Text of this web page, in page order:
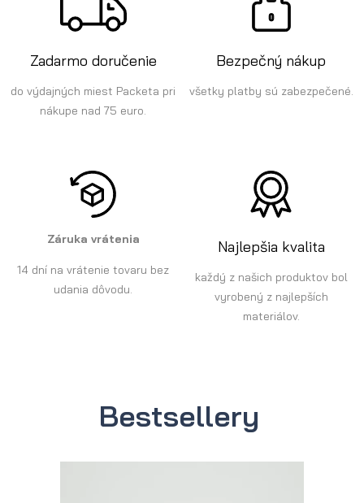
Zadarmo doručenie
do výdajných miest Packeta pri
nákupe nad 75 euro.
Bezpečný nákup
všetky platby sú zabezpečené.
Záruka vrátenia
14 dní na vrátenie tovaru bez
udania dôvodu.
Najlepšia kvalita
každý z našich produktov bol
vyrobený z najlepších
materiálov.
Bestsellery